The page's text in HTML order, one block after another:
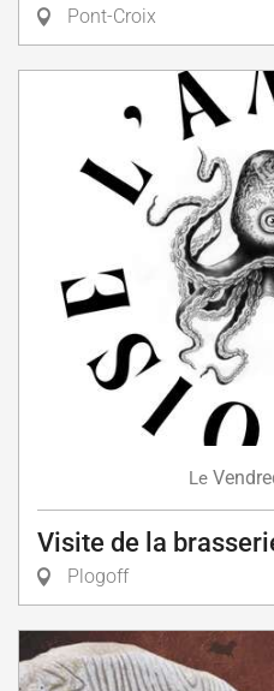
Pont-Croix
Le
Visite de la
Plogoff